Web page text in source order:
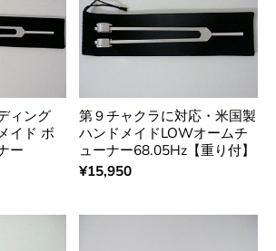
ィング
イド ボ
ー
第９チャクラに対応・米国製
ハンドメイドLOWオームチ
ューナー68.05Hz【重り付】
¥15,950